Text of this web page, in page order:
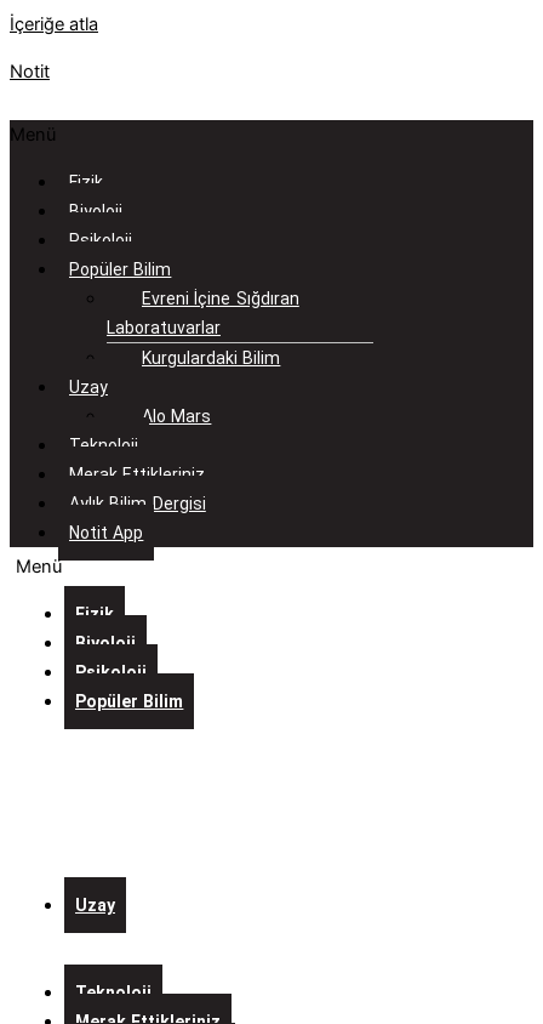
İçeriğe atla
Notit
Menü
Fizik
Biyoloji
Psikoloji
Popüler Bilim
Evreni İçine Sığdıran
Laboratuvarlar
Kurgulardaki Bilim
Uzay
Alo Mars
Teknoloji
Merak Ettikleriniz
Aylık Bilim Dergisi
Notit App
Menü
Fizik
Biyoloji
Psikoloji
Popüler Bilim
Evreni
Bilim
Uzay
Alo
Mars
Teknoloji